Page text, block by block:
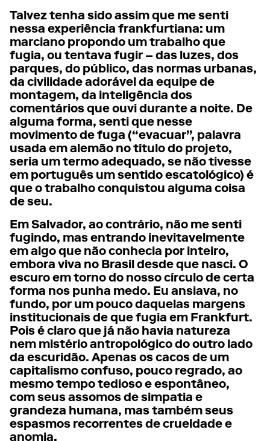
Talvez tenha sido assim que me senti
nessa experiência frankfurtiana: um
marciano propondo um trabalho que
fugia, ou tentava fugir – das luzes, dos
parques, do público, das normas urbanas,
da civilidade adorável da equipe de
montagem, da inteligência dos
comentários que ouvi durante a noite. De
alguma forma, senti que nesse
movimento de fuga (“evacuar”, palavra
usada em alemão no título do projeto,
seria um termo adequado, se não tivesse
em português um sentido escatológico) é
que o trabalho conquistou alguma coisa
de seu.
Em Salvador, ao contrário, não me senti
fugindo, mas entrando inevitavelmente
em algo que não conhecia por inteiro,
embora viva no Brasil desde que nasci. O
escuro em torno do nosso círculo de certa
forma nos punha medo. Eu ansiava, no
fundo, por um pouco daquelas margens
institucionais de que fugia em Frankfurt.
Pois é claro que já não havia natureza
nem mistério antropológico do outro lado
da escuridão. Apenas os cacos de um
capitalismo confuso, pouco regrado, ao
mesmo tempo tedioso e espontâneo,
com seus assomos de simpatia e
grandeza humana, mas também seus
espasmos recorrentes de crueldade e
anomia.